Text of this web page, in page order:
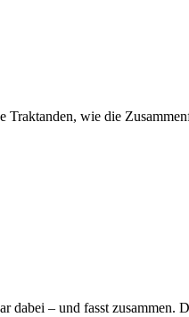
wie die
dabei – und fasst zusammen.